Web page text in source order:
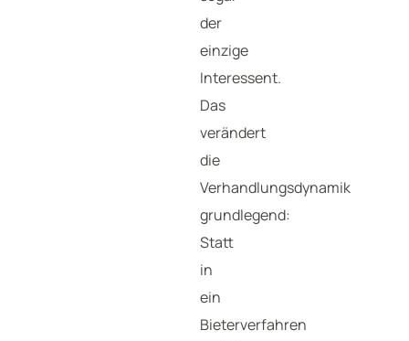
der
einzige
Interessent.
Das
verändert
die
Verhandlungsdynamik
grundlegend:
Statt
in
ein
Bieterverfahren